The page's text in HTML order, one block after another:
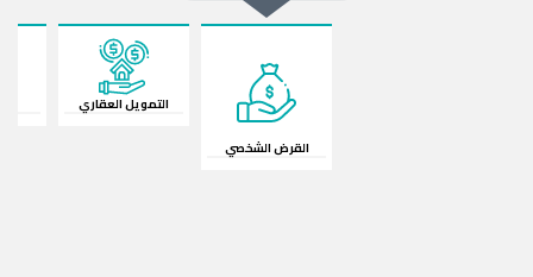
التمويل العقاري
قرض السيارة